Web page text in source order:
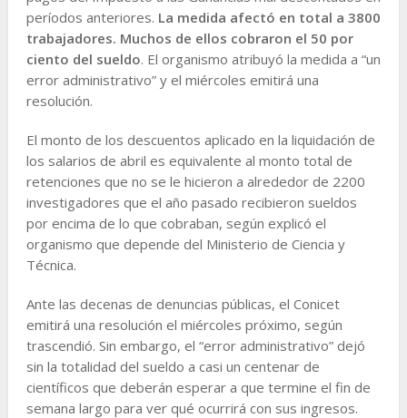
períodos anteriores. La medida afectó en total a 3800
trabajadores. Muchos de ellos cobraron el 50 por
ciento del sueldo. El organismo atribuyó la medida a “un
error administrativo” y el miércoles emitirá una
resolución.
El monto de los descuentos aplicado en la liquidación de
los salarios de abril es equivalente al monto total de
retenciones que no se le hicieron a alrededor de 2200
investigadores que el año pasado recibieron sueldos
por encima de lo que cobraban, según explicó el
organismo que depende del Ministerio de Ciencia y
Técnica.
Ante las decenas de denuncias públicas, el Conicet
emitirá una resolución el miércoles próximo, según
trascendió. Sin embargo, el “error administrativo” dejó
sin la totalidad del sueldo a casi un centenar de
científicos que deberán esperar a que termine el fin de
semana largo para ver qué ocurrirá con sus ingresos.